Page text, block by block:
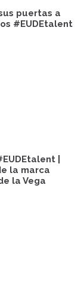
puertas a
#EUDEtalent
|
la marca
la Vega